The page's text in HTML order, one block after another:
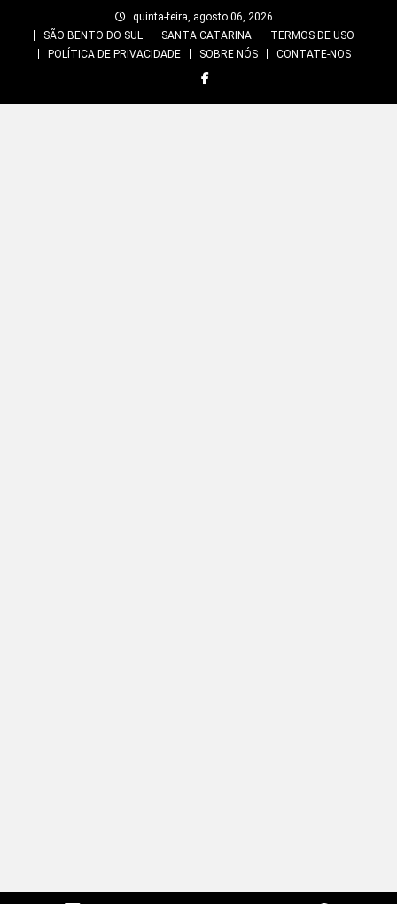
quinta-feira, agosto 06, 2026
SÃO BENTO DO SUL
SANTA CATARINA
TERMOS DE USO
POLÍTICA DE PRIVACIDADE
SOBRE NÓS CONTATE-NOS